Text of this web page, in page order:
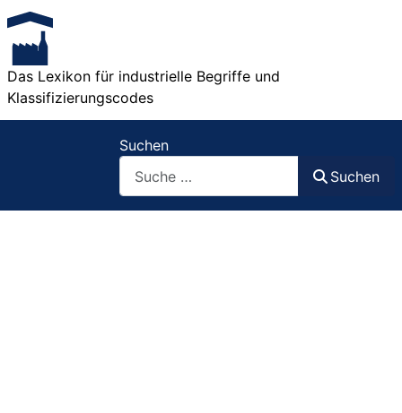
Das Lexikon für industrielle Begriffe und
Klassifizierungscodes
Suchen
Suchen